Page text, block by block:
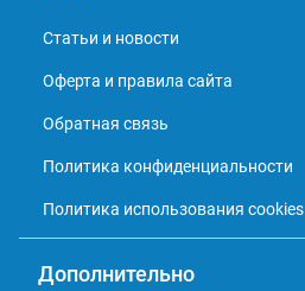
Статьи и новости
Оферта и правила сайта
Обратная связь
Политика конфиденциальности
Политика использования cookies
Дополнительно